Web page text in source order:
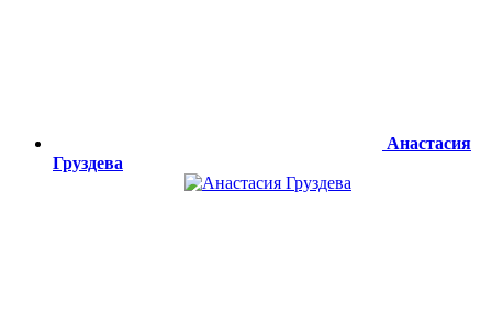
Анастасия
Груздева